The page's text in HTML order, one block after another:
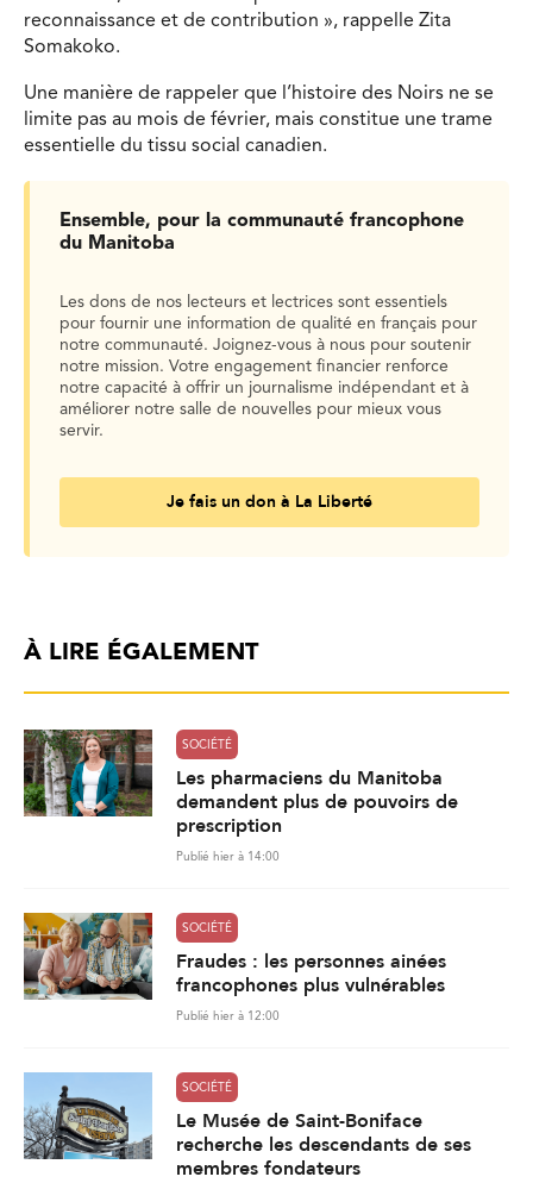
reconnaissance et de contribution », rappelle Zita
Somakoko.
Une manière de rappeler que l’histoire des Noirs ne se
limite pas au mois de février, mais constitue une trame
essentielle du tissu social canadien.
Ensemble, pour la communauté francophone
du Manitoba
Les dons de nos lecteurs et lectrices sont essentiels
pour fournir une information de qualité en français pour
notre communauté. Joignez-vous à nous pour soutenir
notre mission. Votre engagement financier renforce
notre capacité à offrir un journalisme indépendant et à
améliorer notre salle de nouvelles pour mieux vous
servir.
Je fais un don à La Liberté
À LIRE ÉGALEMENT
SOCIÉTÉ
Les pharmaciens du Manitoba
demandent plus de pouvoirs de
prescription
Publié hier à 14:00
SOCIÉTÉ
Fraudes : les personnes ainées
francophones plus vulnérables
Publié hier à 12:00
SOCIÉTÉ
Le Musée de Saint-Boniface
recherche les descendants de ses
membres fondateurs